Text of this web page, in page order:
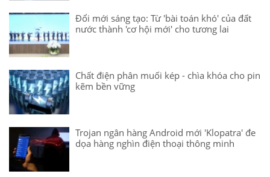
Đổi mới sáng tạo: Từ 'bài toán khó' của đất
nước thành 'cơ hội mới' cho tương lai
Chất điện phân muối kép - chìa khóa cho pin
kẽm bền vững
Trojan ngân hàng Android mới 'Klopatra' đe
dọa hàng nghìn điện thoại thông minh